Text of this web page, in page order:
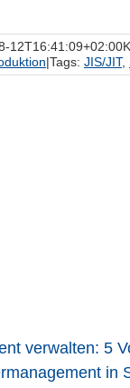
12T16:41:09+02:00
|Tags: JIS/JIT,
verwalten: 5
in